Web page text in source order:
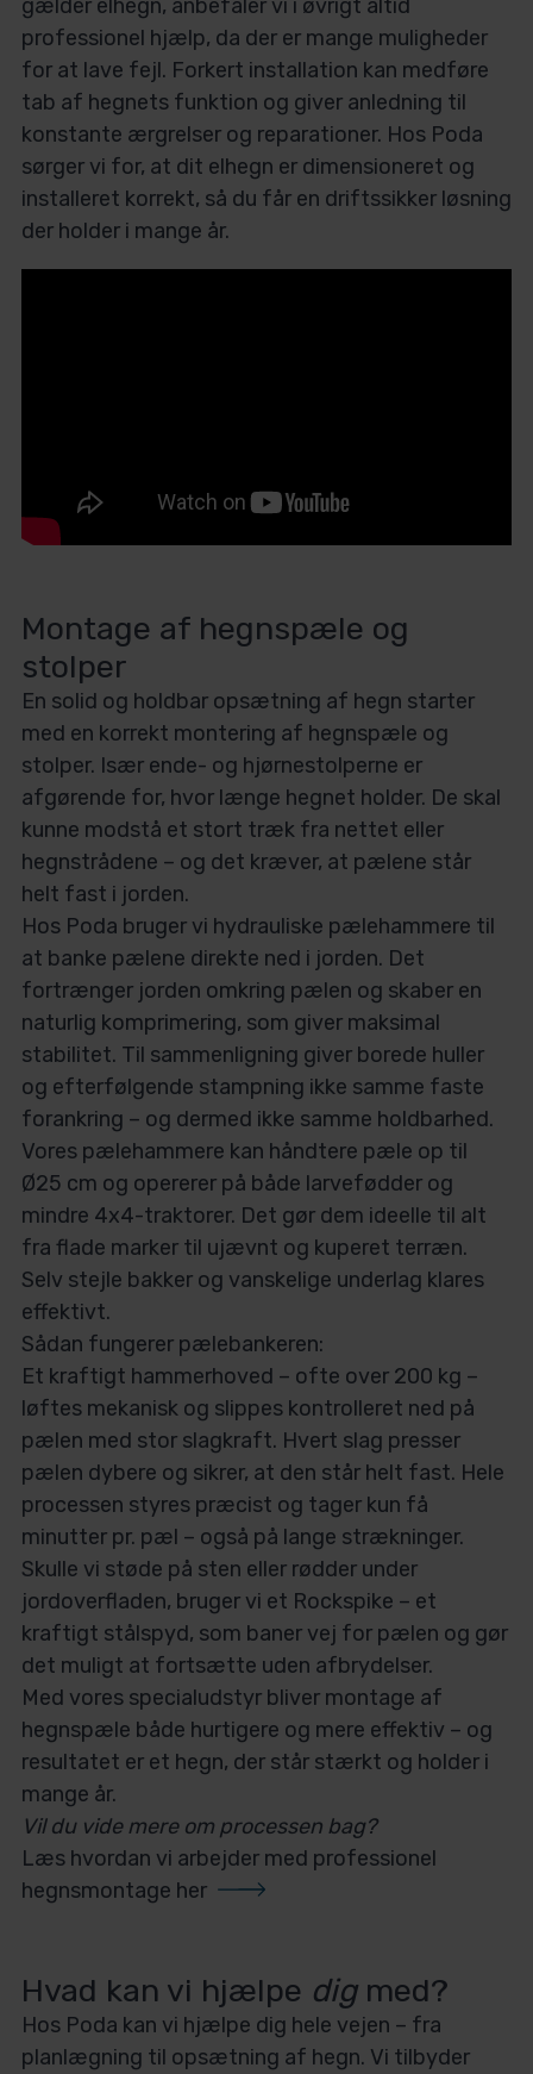
gælder elhegn, anbefaler vi i øvrigt altid
professionel hjælp, da der er mange muligheder
for at lave fejl. Forkert installation kan medføre
tab af hegnets funktion og giver anledning til
konstante ærgrelser og reparationer. Hos Poda
sørger vi for, at dit elhegn er dimensioneret og
installeret korrekt, så du får en driftssikker løsning
der holder i mange år.
Montage af hegnspæle og
stolper
En solid og holdbar opsætning af hegn starter
med en korrekt montering af hegnspæle og
stolper. Især ende- og hjørnestolperne er
afgørende for, hvor længe hegnet holder. De skal
kunne modstå et stort træk fra nettet eller
hegnstrådene – og det kræver, at pælene står
helt fast i jorden.
Hos Poda bruger vi hydrauliske pælehammere til
at banke pælene direkte ned i jorden. Det
fortrænger jorden omkring pælen og skaber en
naturlig komprimering, som giver maksimal
stabilitet. Til sammenligning giver borede huller
og efterfølgende stampning ikke samme faste
forankring – og dermed ikke samme holdbarhed.
Vores pælehammere kan håndtere pæle op til
Ø25 cm og opererer på både larvefødder og
mindre 4x4-traktorer. Det gør dem ideelle til alt
fra flade marker til ujævnt og kuperet terræn.
Selv stejle bakker og vanskelige underlag klares
effektivt.
Sådan fungerer pælebankeren:
Et kraftigt hammerhoved – ofte over 200 kg –
løftes mekanisk og slippes kontrolleret ned på
pælen med stor slagkraft. Hvert slag presser
pælen dybere og sikrer, at den står helt fast. Hele
processen styres præcist og tager kun få
minutter pr. pæl – også på lange strækninger.
Skulle vi støde på sten eller rødder under
jordoverfladen, bruger vi et Rockspike – et
kraftigt stålspyd, som baner vej for pælen og gør
det muligt at fortsætte uden afbrydelser.
Med vores specialudstyr bliver montage af
hegnspæle både hurtigere og mere effektiv – og
resultatet er et hegn, der står stærkt og holder i
mange år.
Vil du vide mere om processen bag?
Læs hvordan vi arbejder med professionel
hegnsmontage her
Hvad kan vi hjælpe digmed?
Hos Poda kan vi hjælpe dig hele vejen – fra
planlægning til opsætning af hegn. Vi tilbyder